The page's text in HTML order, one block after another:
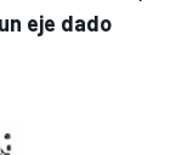
eje dado